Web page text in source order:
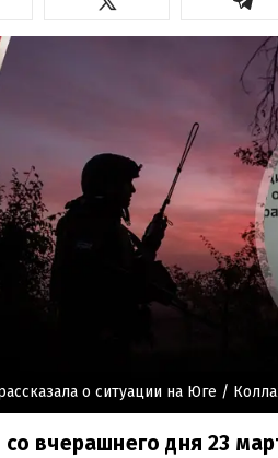
о ситуации на Юге /
вчерашнего дня 23